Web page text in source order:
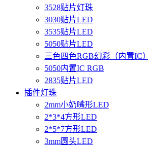
3528贴片灯珠
3030贴片LED
3535贴片LED
5050贴片LED
三色四色RGB幻彩（内置IC）
5050内置IC RGB
2835贴片LED
插件灯珠
2mm小奶嘴形LED
2*3*4方形LED
2*5*7方形LED
3mm圆头LED